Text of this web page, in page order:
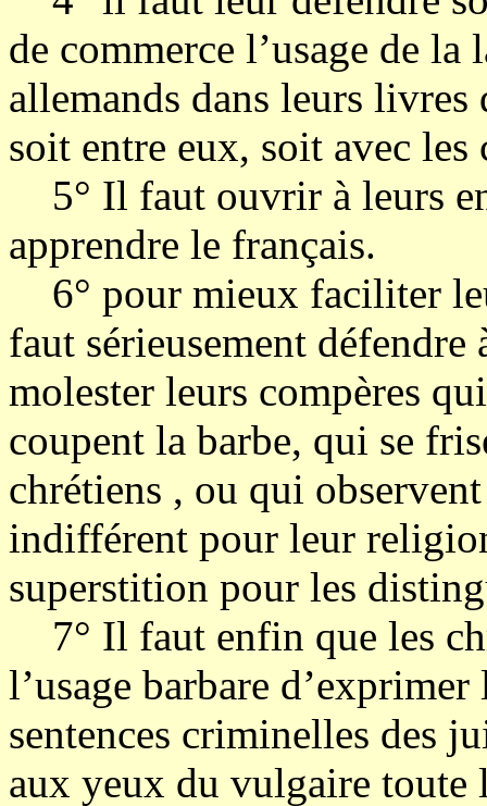
de commerce l’usage de la
allemands dans leurs livres
soit entre eux, soit avec les
5° Il faut ouvrir à leurs
apprendre le français.
6° pour mieux faciliter
faut sérieusement défendre
molester leurs compères
coupent la barbe, qui se
chrétiens , ou qui
indifférent pour leur
superstition pour les
7° Il faut enfin que les
l’usage barbare
sentences criminelles des
aux yeux du vulgaire toute